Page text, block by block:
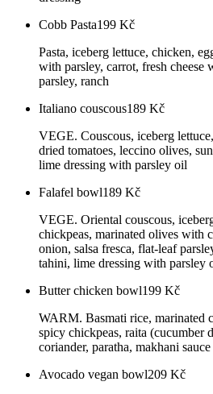
Cobb Pasta199 Kč
Pasta, iceberg lettuce, chicken,
with parsley, carrot, fresh cheese
parsley, ranch
Italiano couscous189 Kč
VEGE. Couscous, iceberg
dried tomatoes, leccino olives,
lime dressing with parsley oil
Falafel bowl189 Kč
VEGE. Oriental couscous,
chickpeas, marinated olives with
onion, salsa fresca, flat-leaf
tahini, lime dressing with parsley
Butter chicken bowl199 Kč
WARM. Basmati rice, marinated
spicy chickpeas, raita (cucumber
coriander, paratha, makhani sauce
Avocado vegan bowl209 Kč